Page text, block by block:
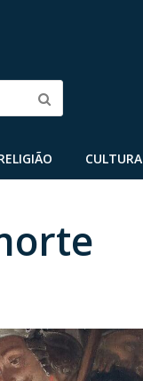
CULTURA